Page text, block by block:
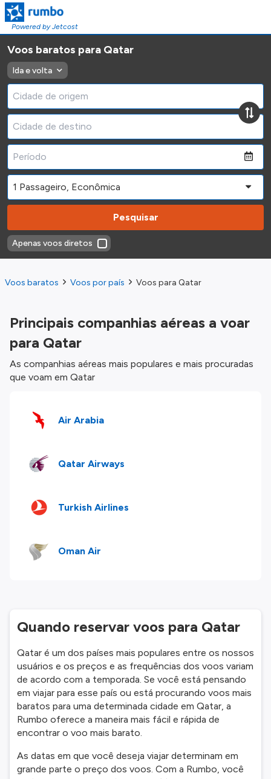
Powered by Jetcost
Voos baratos para Qatar
Ida e volta
Pesquisar
Apenas voos diretos
Voos baratos Voos por país Voos para Qatar
Principais companhias aéreas a voar
para Qatar
As companhias aéreas mais populares e mais procuradas
que voam em Qatar
Air Arabia
Qatar Airways
Turkish Airlines
Oman Air
Quando reservar voos para Qatar
Qatar é um dos países mais populares entre os nossos
usuários e os preços e as frequências dos voos variam
de acordo com a temporada. Se você está pensando
em viajar para esse país ou está procurando voos mais
baratos para uma determinada cidade em Qatar, a
Rumbo oferece a maneira mais fácil e rápida de
encontrar o voo mais barato.
As datas em que você deseja viajar determinam em
grande parte o preço dos voos. Com a Rumbo, você